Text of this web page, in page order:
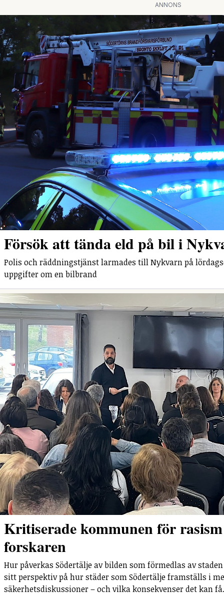
ANNONS
Försök att tända eld på bil i
Polis och räddningstjänst larmades till Nykvarn på
uppgifter om en bilbrand
Kritiserade kommunen för
forskaren
Hur påverkas Södertälje av bilden som förmedlas av
sitt perspektiv på hur städer som Södertälje framställs i
säkerhetsdiskussioner – och vilka konsekvenser det kan få.